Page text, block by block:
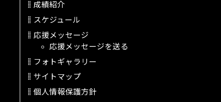
成績紹介
スケジュール
応援メッセージ
応援メッセージを送る
フォトギャラリー
サイトマップ
個人情報保護方針